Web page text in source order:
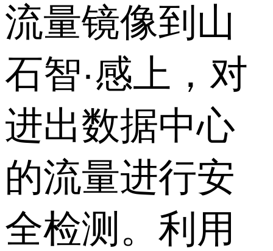
流量镜像到山
石智·感上，对
进出数据中心
的流量进行安
全检测。利用